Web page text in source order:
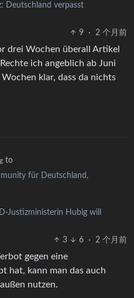
Deutschland verpasst
9
· 2 个月前
drei Wochen überall Artikel
ich angeblich ab Juni
klar, dass da nichts
to
für Deutschland,
Justizministerin Hubig will
3
6 · 2 个月前
gegen eine
hat, kann man das auch
nutzen.